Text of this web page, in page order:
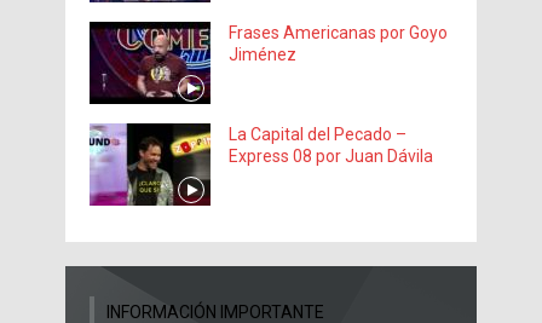
Frases Americanas por Goyo
Jiménez
La Capital del Pecado –
Express 08 por Juan Dávila
INFORMACIÓN IMPORTANTE